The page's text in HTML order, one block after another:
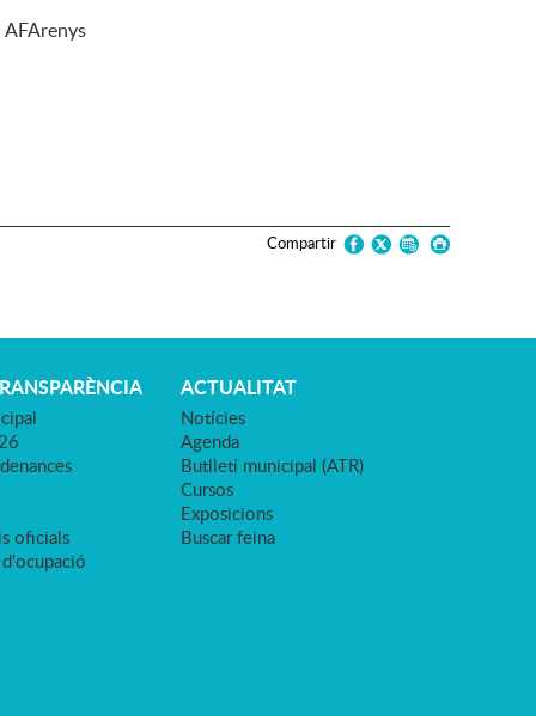
Compartir
oficials
ACTUALITAT
Notícies
Agenda
Butlletí municipal (ATR)
Cursos
Exposicions
Buscar feina